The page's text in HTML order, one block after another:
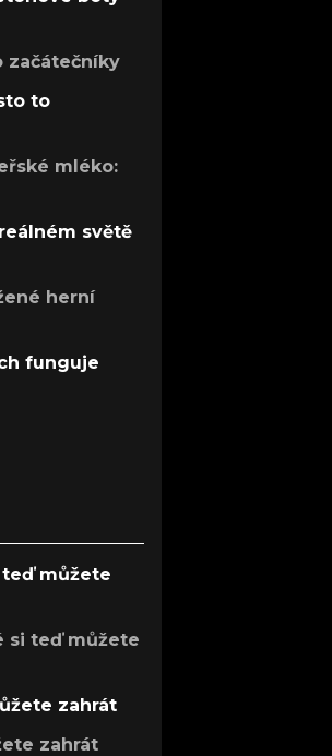
začátečníky
to
mléko:
světě
herní
funguje
můžete
si teď můžete
zahrát
zahrát